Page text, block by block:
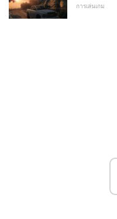
การเล่นเกม